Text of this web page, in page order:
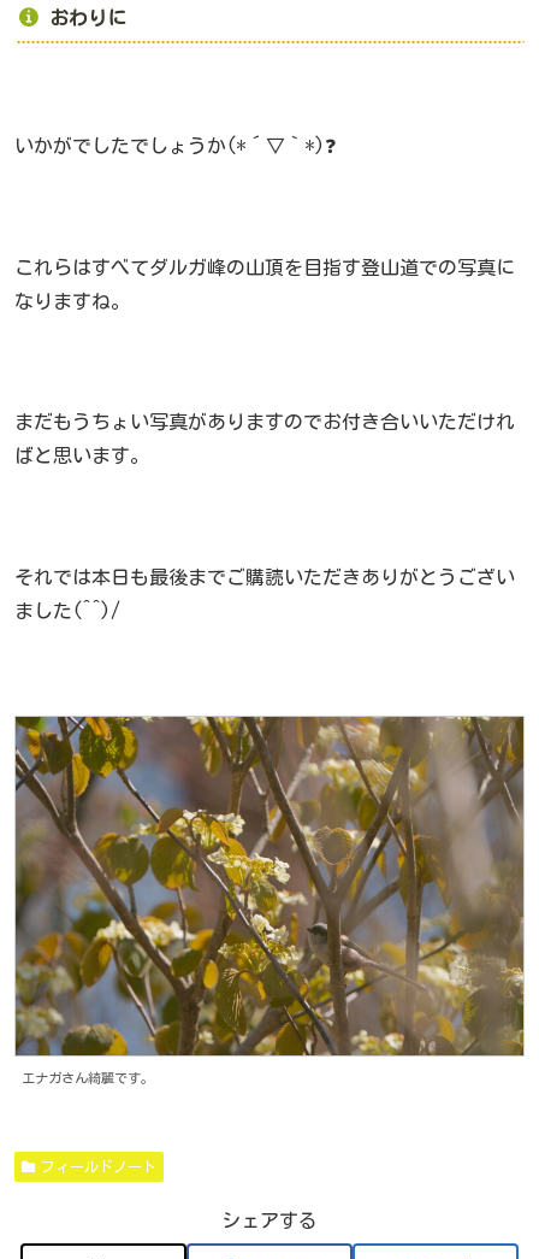
おわりに
いかがでしたでしょうか(*´▽｀*)❓
これらはすべてダルガ峰の山頂を目指す登山道での写真に
なりますね。
まだもうちょい写真がありますのでお付き合いいただけれ
ばと思います。
それでは本日も最後までご購読いただきありがとうござい
ました(^^)/
エナガさん綺麗です。
フィールドノート
シェアする